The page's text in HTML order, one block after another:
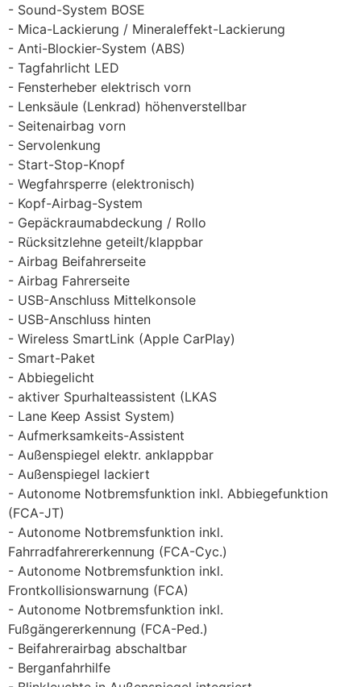
Sound-System BOSE
Mica-Lackierung / Mineraleffekt-Lackierung
Anti-Blockier-System (ABS)
Tagfahrlicht LED
Fensterheber elektrisch vorn
Lenksäule (Lenkrad) höhenverstellbar
Seitenairbag vorn
Servolenkung
Start-Stop-Knopf
Wegfahrsperre (elektronisch)
Kopf-Airbag-System
Gepäckraumabdeckung / Rollo
Rücksitzlehne geteilt/klappbar
Airbag Beifahrerseite
Airbag Fahrerseite
USB-Anschluss Mittelkonsole
USB-Anschluss hinten
Wireless SmartLink (Apple CarPlay)
Smart-Paket
Abbiegelicht
aktiver Spurhalteassistent (LKAS
Lane Keep Assist System)
Aufmerksamkeits-Assistent
Außenspiegel elektr. anklappbar
Außenspiegel lackiert
Autonome Notbremsfunktion inkl. Abbiegefunktion
(FCA-JT)
Autonome Notbremsfunktion inkl.
Fahrradfahrererkennung (FCA-Cyc.)
Autonome Notbremsfunktion inkl.
Frontkollisionswarnung (FCA)
Autonome Notbremsfunktion inkl.
Fußgängererkennung (FCA-Ped.)
Beifahrerairbag abschaltbar
Berganfahrhilfe